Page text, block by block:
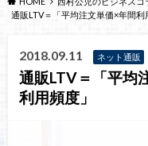
通販LTV＝「平均注文単価×年間利
2018.09.11 ネット通販
通販LTV＝「平均
利用頻度」